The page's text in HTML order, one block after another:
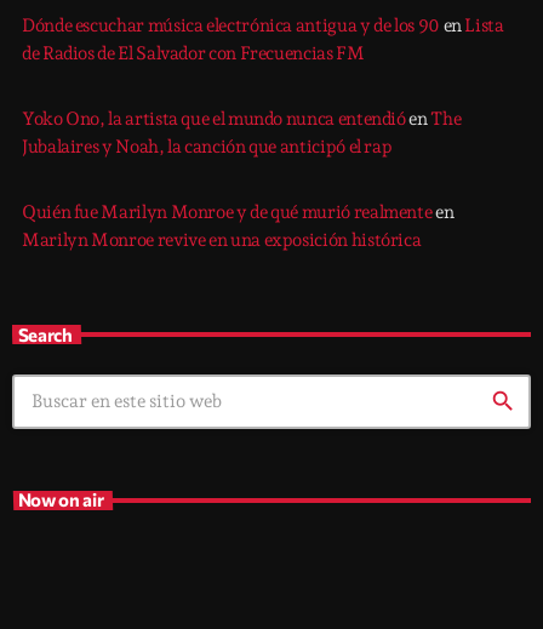
Dónde escuchar música electrónica antigua y de los 90 enLista
de Radios de El Salvador con Frecuencias FM
Yoko Ono, la artista que el mundo nunca entendióenThe
Jubalaires y Noah, la canción que anticipó el rap
Quién fue Marilyn Monroe y de qué murió realmenteen
Marilyn Monroe revive en una exposición histórica
Search
search
Now on air